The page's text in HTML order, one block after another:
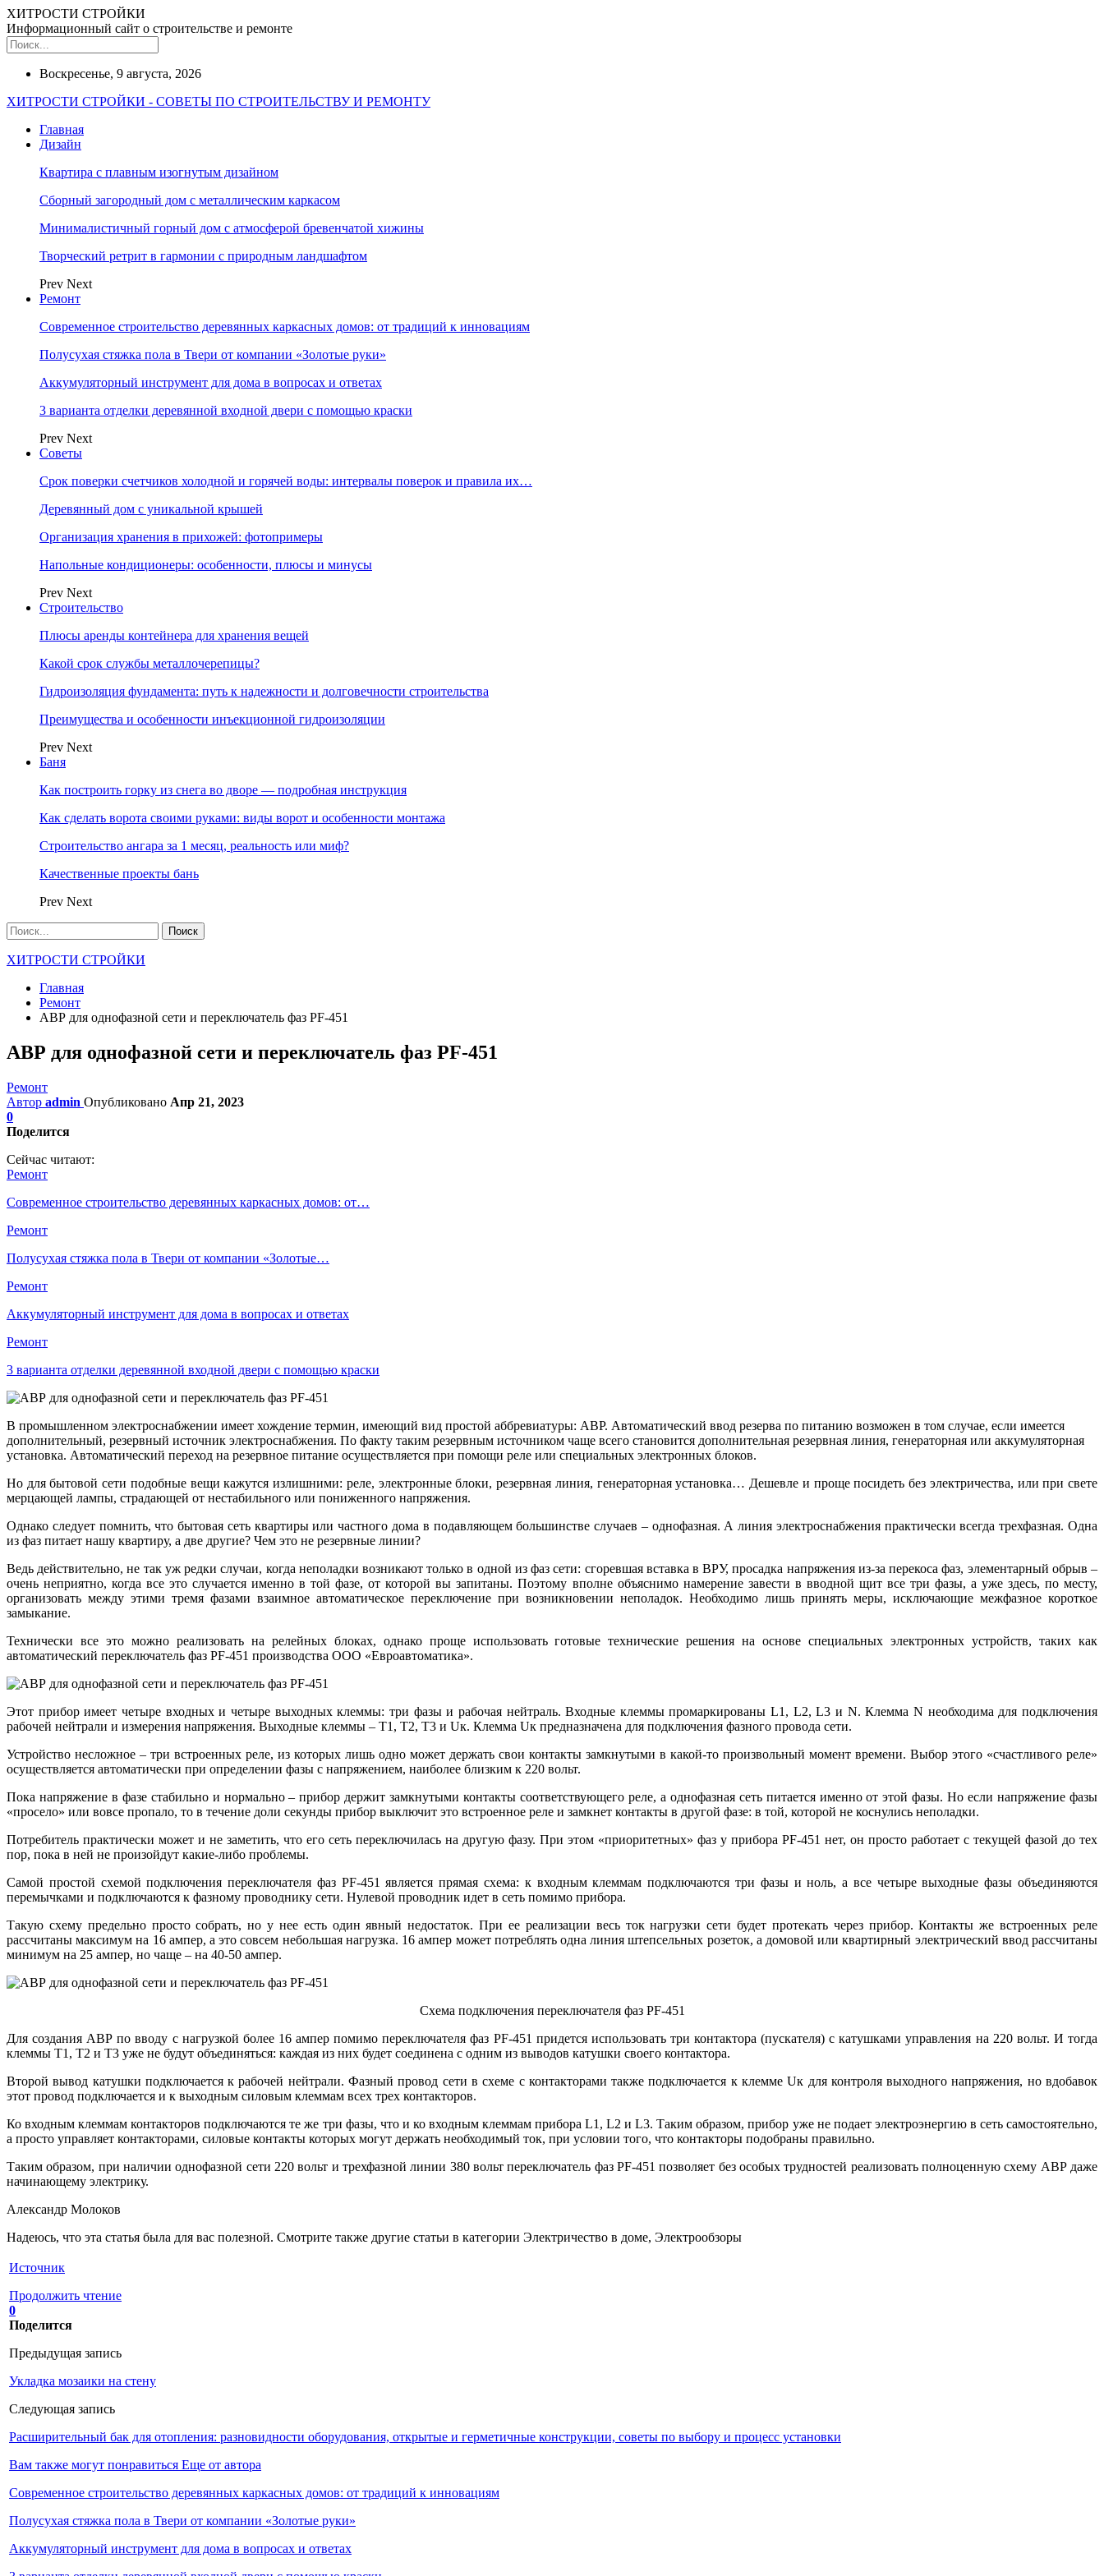
ХИТРОСТИ СТРОЙКИ
Информационный сайт о строительстве и ремонте
Воскресенье, 9 августа, 2026
ХИТРОСТИ СТРОЙКИ - СОВЕТЫ ПО СТРОИТЕЛЬСТВУ И РЕМОНТУ
Главная
Дизайн
Квартира с плавным изогнутым дизайном
Сборный загородный дом с металлическим каркасом
Минималистичный горный дом с атмосферой бревенчатой хижины
Творческий ретрит в гармонии с природным ландшафтом
Prev Next
Ремонт
Современное строительство деревянных каркасных домов: от традиций к инновациям
Полусухая стяжка пола в Твери от компании «Золотые руки»
Аккумуляторный инструмент для дома в вопросах и ответах
3 варианта отделки деревянной входной двери с помощью краски
Prev Next
Советы
Срок поверки счетчиков холодной и горячей воды: интервалы поверок и правила их…
Деревянный дом с уникальной крышей
Организация хранения в прихожей: фотопримеры
Напольные кондиционеры: особенности, плюсы и минусы
Prev Next
Строительство
Плюсы аренды контейнера для хранения вещей
Какой срок службы металлочерепицы?
Гидроизоляция фундамента: путь к надежности и долговечности строительства
Преимущества и особенности инъекционной гидроизоляции
Prev Next
Баня
Как построить горку из снега во дворе — подробная инструкция
Как сделать ворота своими руками: виды ворот и особенности монтажа
Строительство ангара за 1 месяц, реальность или миф?
Качественные проекты бань
Prev Next
ХИТРОСТИ СТРОЙКИ
Главная
Ремонт
АВР для однофазной сети и переключатель фаз PF-451
АВР для однофазной сети и переключатель фаз PF-451
Ремонт
Автор admin Опубликовано Апр 21, 2023
0
Поделится
Сейчас читают:
Ремонт
Современное строительство деревянных каркасных домов: от…
Ремонт
Полусухая стяжка пола в Твери от компании «Золотые…
Ремонт
Аккумуляторный инструмент для дома в вопросах и ответах
Ремонт
3 варианта отделки деревянной входной двери с помощью краски
В промышленном электроснабжении имеет хождение термин, имеющий вид простой аббревиатуры: АВР. Автоматический ввод резерва по питанию возможен в том случае, если имеется
дополнительный, резервный источник электроснабжения. По факту таким резервным источником чаще всего становится дополнительная резервная линия, генераторная или аккумуляторная
установка. Автоматический переход на резервное питание осуществляется при помощи реле или специальных электронных блоков.
Но для бытовой сети подобные вещи кажутся излишними: реле, электронные блоки, резервная линия, генераторная установка… Дешевле и проще посидеть без электричества, или при свете
мерцающей лампы, страдающей от нестабильного или пониженного напряжения.
Однако следует помнить, что бытовая сеть квартиры или частного дома в подавляющем большинстве случаев – однофазная. А линия электроснабжения практически всегда трехфазная. Одна
из фаз питает нашу квартиру, а две другие? Чем это не резервные линии?
Ведь действительно, не так уж редки случаи, когда неполадки возникают только в одной из фаз сети: сгоревшая вставка в ВРУ, просадка напряжения из-за перекоса фаз, элементарный обрыв –
очень неприятно, когда все это случается именно в той фазе, от которой вы запитаны. Поэтому вполне объяснимо намерение завести в вводной щит все три фазы, а уже здесь, по месту,
организовать между этими тремя фазами взаимное автоматическое переключение при возникновении неполадок. Необходимо лишь принять меры, исключающие межфазное короткое
замыкание.
Технически все это можно реализовать на релейных блоках, однако проще использовать готовые технические решения на основе специальных электронных устройств, таких как
автоматический переключатель фаз PF-451 производства ООО «Евроавтоматика».
Этот прибор имеет четыре входных и четыре выходных клеммы: три фазы и рабочая нейтраль. Входные клеммы промаркированы L1, L2, L3 и N. Клемма N необходима для подключения
рабочей нейтрали и измерения напряжения. Выходные клеммы – Т1, Т2, Т3 и Uк. Клемма Uк предназначена для подключения фазного провода сети.
Устройство несложное – три встроенных реле, из которых лишь одно может держать свои контакты замкнутыми в какой-то произвольный момент времени. Выбор этого «счастливого реле»
осуществляется автоматически при определении фазы с напряжением, наиболее близким к 220 вольт.
Пока напряжение в фазе стабильно и нормально – прибор держит замкнутыми контакты соответствующего реле, а однофазная сеть питается именно от этой фазы. Но если напряжение фазы
«просело» или вовсе пропало, то в течение доли секунды прибор выключит это встроенное реле и замкнет контакты в другой фазе: в той, которой не коснулись неполадки.
Потребитель практически может и не заметить, что его сеть переключилась на другую фазу. При этом «приоритетных» фаз у прибора PF-451 нет, он просто работает с текущей фазой до тех
пор, пока в ней не произойдут какие-либо проблемы.
Самой простой схемой подключения переключателя фаз PF-451 является прямая схема: к входным клеммам подключаются три фазы и ноль, а все четыре выходные фазы объединяются
перемычками и подключаются к фазному проводнику сети. Нулевой проводник идет в сеть помимо прибора.
Такую схему предельно просто собрать, но у нее есть один явный недостаток. При ее реализации весь ток нагрузки сети будет протекать через прибор. Контакты же встроенных реле
рассчитаны максимум на 16 ампер, а это совсем небольшая нагрузка. 16 ампер может потреблять одна линия штепсельных розеток, а домовой или квартирный электрический ввод рассчитаны
минимум на 25 ампер, но чаще – на 40-50 ампер.
Схема подключения переключателя фаз PF-451
Для создания АВР по вводу с нагрузкой более 16 ампер помимо переключателя фаз PF-451 придется использовать три контактора (пускателя) с катушками управления на 220 вольт. И тогда
клеммы Т1, Т2 и Т3 уже не будут объединяться: каждая из них будет соединена с одним из выводов катушки своего контактора.
Второй вывод катушки подключается к рабочей нейтрали. Фазный провод сети в схеме с контакторами также подключается к клемме Uк для контроля выходного напряжения, но вдобавок
этот провод подключается и к выходным силовым клеммам всех трех контакторов.
Ко входным клеммам контакторов подключаются те же три фазы, что и ко входным клеммам прибора L1, L2 и L3. Таким образом, прибор уже не подает электроэнергию в сеть самостоятельно,
а просто управляет контакторами, силовые контакты которых могут держать необходимый ток, при условии того, что контакторы подобраны правильно.
Таким образом, при наличии однофазной сети 220 вольт и трехфазной линии 380 вольт переключатель фаз PF-451 позволяет без особых трудностей реализовать полноценную схему АВР даже
начинающему электрику.
Александр Молоков
Надеюсь, что эта статья была для вас полезной. Смотрите также другие статьи в категории Электричество в доме, Электрообзоры
Источник
Продолжить чтение
0
Поделится
Предыдущая запись
Укладка мозаики на стену
Следующая запись
Расширительный бак для отопления: разновидности оборудования, открытые и герметичные конструкции, советы по выбору и процесс установки
Вам также могут понравиться Еще от автора
Современное строительство деревянных каркасных домов: от традиций к инновациям
Полусухая стяжка пола в Твери от компании «Золотые руки»
Аккумуляторный инструмент для дома в вопросах и ответах